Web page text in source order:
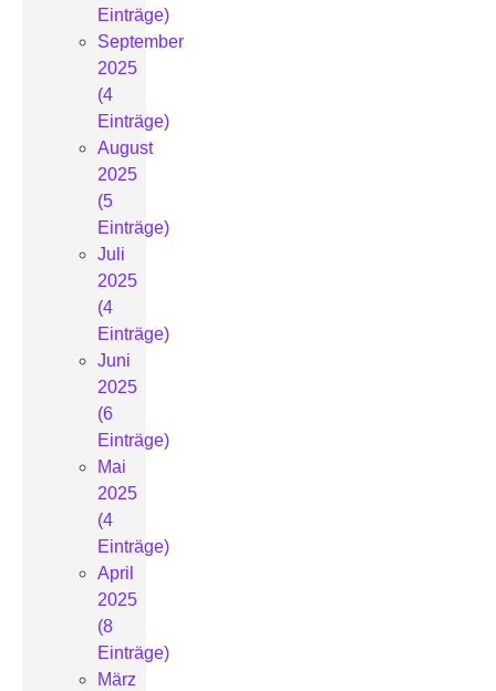
Einträge)
September
2025
(4
Einträge)
August
2025
(5
Einträge)
Juli
2025
(4
Einträge)
Juni
2025
(6
Einträge)
Mai
2025
(4
Einträge)
April
2025
(8
Einträge)
März